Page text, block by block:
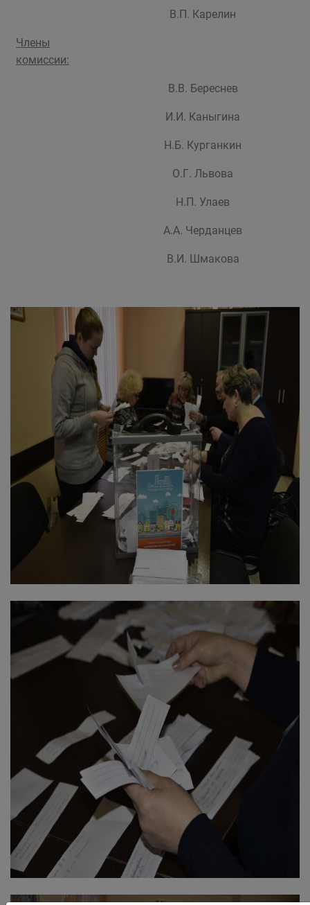
В.П. Карелин
Члены
комиссии:
В.В. Береснев
И.И. Каныгина
Н.Б. Курганкин
О.Г. Львова
Н.П. Улаев
А.А. Черданцев
В.И. Шмакова